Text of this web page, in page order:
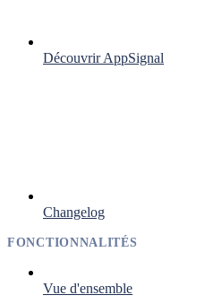
Découvrir AppSignal
Changelog
FONCTIONNALITÉS
Vue d'ensemble